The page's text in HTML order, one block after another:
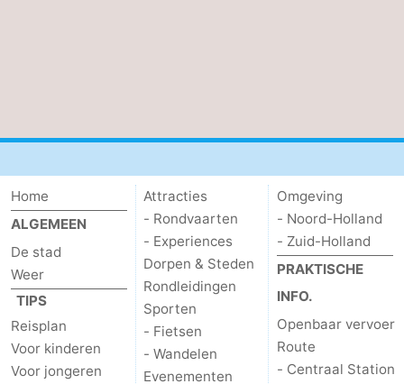
Home
ALGEMEEN
De stad
Weer
TIPS
Reisplan
Voor kinderen
Voor jongeren
Attracties
- Rondvaarten
- Experiences
Dorpen & Steden
Rondleidingen
Sporten
- Fietsen
- Wandelen
Evenementen
Omgeving
- Noord-Holland
- Zuid-Holland
PRAKTISCHE
INFO.
Openbaar vervoer
Route
- Centraal Station